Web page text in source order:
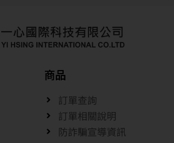
商品
訂單查詢
訂單相關說明
防詐騙宣導資訊